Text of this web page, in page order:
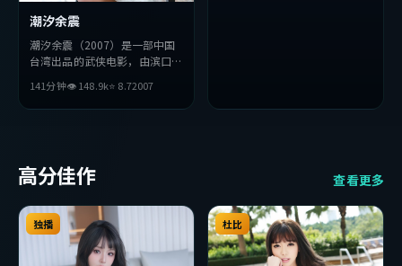
潮汐余震
潮汐余震（2007）是一部中国
台湾出品的武侠电影，由滨口龙
菲、黄渤等主演。影片在叙事与
视听上力求突破，探讨人性与抉
141分钟👁148.9k⭐ 8.72007
高分佳作 查看更多
独播 杜比